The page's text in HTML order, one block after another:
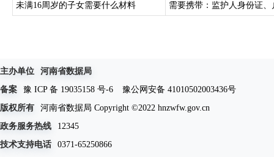
未满16周岁的子女需要什么材料 需要携带：监护人身份证
主办单位
河南省数据局
备案
豫 ICP 备 19035158 号-6
豫公网安备 41010502003436号
版权所有
河南省数据局 Copyright ©2022 hnzwfw.gov.cn
政务服务热线
12345
技术支持电话
0371-65250866